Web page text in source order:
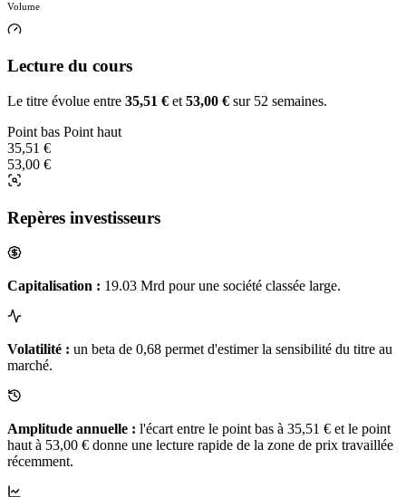
Volume
Lecture du cours
Le titre évolue entre 35,51 € et 53,00 € sur 52 semaines.
Point bas Point haut
35,51 €
53,00 €
Repères investisseurs
Capitalisation : 19.03 Mrd pour une société classée large.
Volatilité : un beta de 0,68 permet d'estimer la sensibilité du titre au
marché.
Amplitude annuelle : l'écart entre le point bas à 35,51 € et le point
haut à 53,00 € donne une lecture rapide de la zone de prix travaillée
récemment.